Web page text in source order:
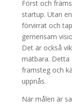
Först och
startup. Utan
förvirrat och
gemensam
Det är också
mätbara.
framsteg och
uppnås.
När målen är